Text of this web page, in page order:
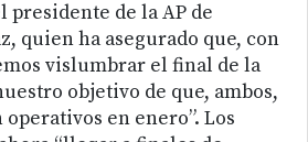
presidente de la AP de
quien ha asegurado que, con
vislumbrar el final de la
objetivo de que, ambos,
en enero”. Los